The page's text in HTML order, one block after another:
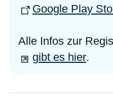
Google Play
Alle Infos zur
gibt es hier.